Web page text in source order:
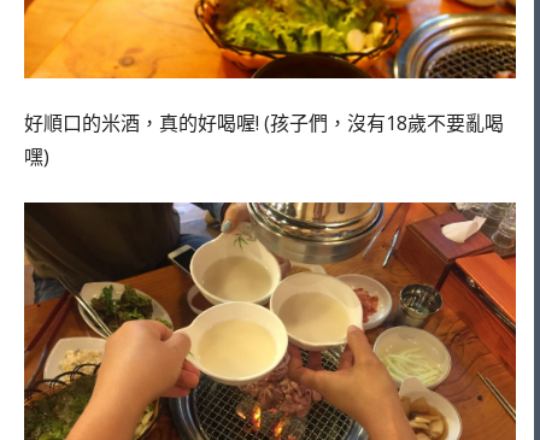
好順口的米酒，真的好喝喔! (孩子們，沒有18歲不要亂喝
嘿)